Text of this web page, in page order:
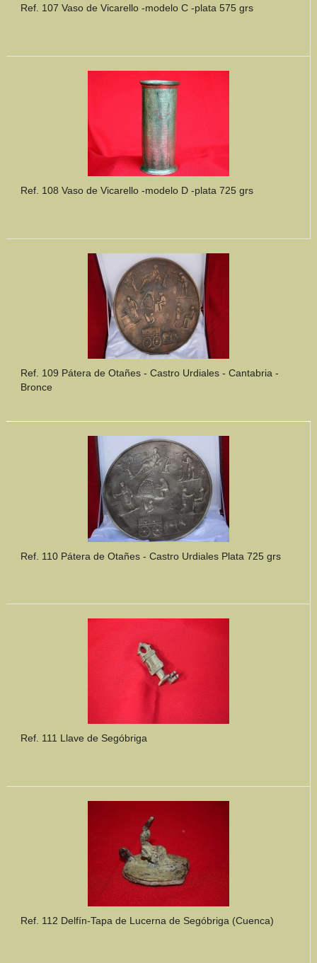
Ref. 107 Vaso de Vicarello -modelo C -plata 575 grs
Ref. 108 Vaso de Vicarello -modelo D -plata 725 grs
Ref. 109 Pátera de Otañes - Castro Urdiales - Cantabria -
Bronce
Ref. 110 Pátera de Otañes - Castro Urdiales Plata 725 grs
Ref. 111 Llave de Segóbriga
Ref. 112 Delfín-Tapa de Lucerna de Segóbriga (Cuenca)